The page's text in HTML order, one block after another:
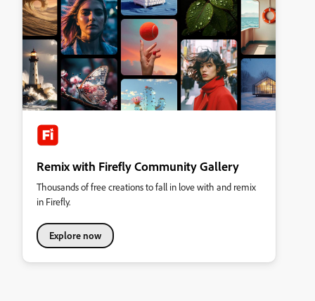
Remix with Firefly Community Gallery
Thousands of free creations to fall in love with and remix
in Firefly.
Explore now